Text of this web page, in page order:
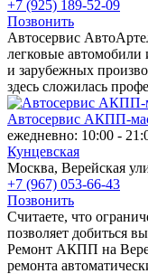
+7 (925) 189-52-09
Позвонить
Автосервис
легковые
и зарубежных
здесь сложилась
Автосервис АКПП-
ежедневно: 10:00 -
Кунцевская
Москва, Верейская
+7 (967) 053-66-43
Позвонить
Считаете, что
позволяет добиться
Ремонт АКПП на
ремонта